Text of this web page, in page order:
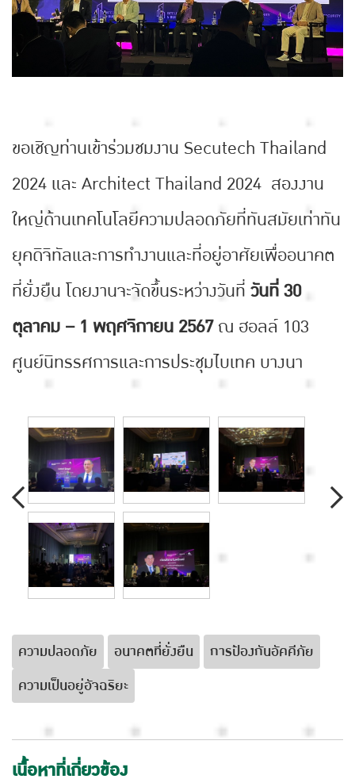
ขอเชิญท่านเข้าร่วมชมงาน Secutech Thailand
2024 และ Architect Thailand 2024 สองงาน
ใหญ่ด้านเทคโนโลยีความปลอดภัยที่ทันสมัยเท่าทัน
ยุคดิจิทัลและการทำงานและที่อยู่อาศัยเพื่ออนาคต
ที่ยั่งยืน โดยงานจะจัดขึ้นระหว่างวันที่วันที่ 30
ตุลาคม – 1 พฤศจิกายน 2567ณ ฮอลล์ 103
ศูนย์นิทรรศการและการประชุมไบเทค บางนา
ความปลอดภัย อนาคตที่ยั่งยืน
การป้องกันอัคคีภัย
ความเป็นอยู่อัจฉริยะ
เนื้อหาที่เกี่ยวข้อง